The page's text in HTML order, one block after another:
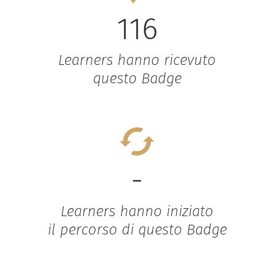
116
Learners hanno ricevuto
questo Badge
-
Learners hanno iniziato
il percorso di questo Badge